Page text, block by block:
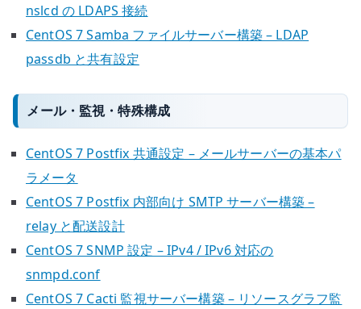
nslcd の LDAPS 接続
CentOS 7 Samba ファイルサーバー構築 – LDAP
passdb と共有設定
メール・監視・特殊構成
CentOS 7 Postfix 共通設定 – メールサーバーの基本パ
ラメータ
CentOS 7 Postfix 内部向け SMTP サーバー構築 –
relay と配送設計
CentOS 7 SNMP 設定 – IPv4 / IPv6 対応の
snmpd.conf
CentOS 7 Cacti 監視サーバー構築 – リソースグラフ監